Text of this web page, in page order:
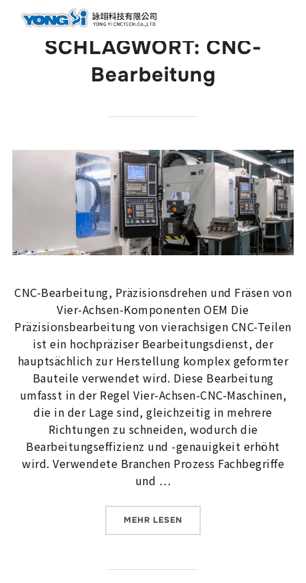
SCHLAGWORT: CNC-
Bearbeitung
CNC-Bearbeitung, Präzisionsdrehen und Fräsen von
Vier-Achsen-Komponenten OEM Die
Präzisionsbearbeitung von vierachsigen CNC-Teilen
ist ein hochpräziser Bearbeitungsdienst, der
hauptsächlich zur Herstellung komplex geformter
Bauteile verwendet wird. Diese Bearbeitung
umfasst in der Regel Vier-Achsen-CNC-Maschinen,
die in der Lage sind, gleichzeitig in mehrere
Richtungen zu schneiden, wodurch die
Bearbeitungseffizienz und -genauigkeit erhöht
wird. Verwendete Branchen Prozess Fachbegriffe
und …
MEHR ÜBER „CNC-BEARBEITUNG,
LESEN